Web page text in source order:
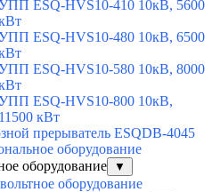
ESQ-HVS10-410 10кВ, 5600
ESQ-HVS10-480 10кВ, 6500
ESQ-HVS10-580 10кВ, 8000
ESQ-HVS10-800 10кВ,
11500 кВт
прерыватель ESQDB-4045
оборудование
оборудование
▼
оборудование